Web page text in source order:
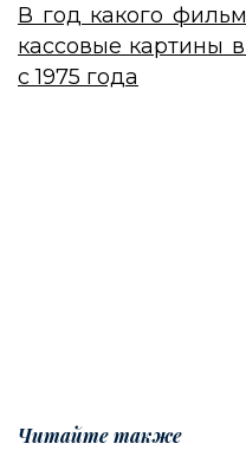
В год какого
кассовые картины
с 1975 года
Читайте также